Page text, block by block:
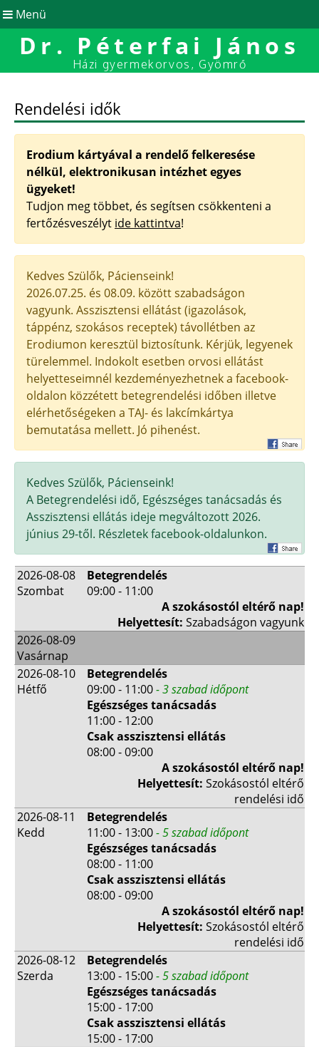
Menü
Dr. Péterfai János
Házi gyermekorvos, Gyömrő
Rendelési idők
Erodium kártyával a rendelő felkeresése
nélkül, elektronikusan intézhet egyes
ügyeket!
Tudjon meg többet, és segítsen csökkenteni a
fertőzésveszélyt ide kattintva!
Kedves Szülők, Pácienseink!
2026.07.25. és 08.09. között szabadságon
vagyunk. Asszisztensi ellátást (igazolások,
táppénz, szokásos receptek) távollétben az
Erodiumon keresztül biztosítunk. Kérjük, legyenek
türelemmel. Indokolt esetben orvosi ellátást
helyetteseimnél kezdeményezhetnek a facebook-
oldalon közzétett betegrendelési időben illetve
elérhetőségeken a TAJ- és lakcímkártya
bemutatása mellett. Jó pihenést.
Kedves Szülők, Pácienseink!
A Betegrendelési idő, Egészséges tanácsadás és
Asszisztensi ellátás ideje megváltozott 2026.
június 29-től. Részletek facebook-oldalunkon.
2026-08-08
Szombat
Betegrendelés
09:00 - 11:00
A szokásostól eltérő nap!
Helyettesít: Szabadságon vagyunk
2026-08-09
Vasárnap
2026-08-10
Hétfő
Betegrendelés
09:00 - 11:00- 3 szabad időpont
Egészséges tanácsadás
11:00 - 12:00
Csak asszisztensi ellátás
08:00 - 09:00
A szokásostól eltérő nap!
Helyettesít: Szokásostól eltérő
rendelési idő
2026-08-11
Kedd
Betegrendelés
11:00 - 13:00- 5 szabad időpont
Egészséges tanácsadás
08:00 - 11:00
Csak asszisztensi ellátás
08:00 - 09:00
A szokásostól eltérő nap!
Helyettesít: Szokásostól eltérő
rendelési idő
2026-08-12
Szerda
Betegrendelés
13:00 - 15:00- 5 szabad időpont
Egészséges tanácsadás
15:00 - 17:00
Csak asszisztensi ellátás
15:00 - 17:00